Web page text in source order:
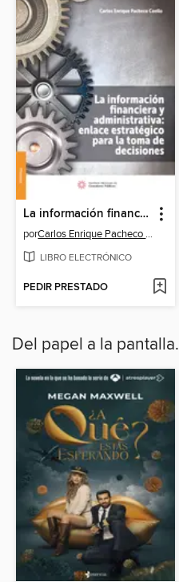
La información financiera y administrativa
por Carlos Enrique Pacheco Coello
LIBRO ELECTRÓNICO
PEDIR PRESTADO
Del papel a la pantalla.